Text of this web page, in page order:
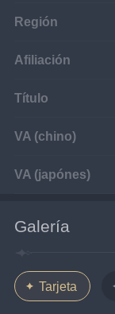
Región
Afiliación
Título
VA (chino)
VA (japónes)
Galería
Tarjeta